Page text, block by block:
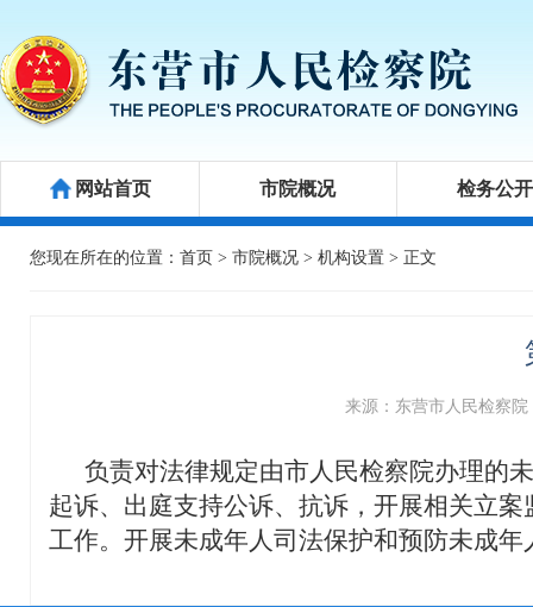
网站首页 市院概况 检务公开
您现在所在的位置： 首页 > 市院概况 > 机构设置 > 正文
来源：东营市人民检察院
负责对法律规定由市人民检察院办理的
起诉、出庭支持公诉、抗诉，开展相关立
工作。开展未成年人司法保护和预防未成年